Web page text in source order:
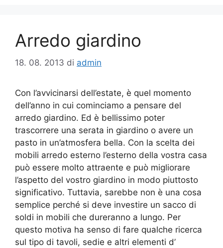
Arredo giardino
18. 08. 2013 di admin
Con l’avvicinarsi dell’estate, è quel momento
dell’anno in cui cominciamo a pensare del
arredo giardino. Ed è bellissimo poter
trascorrere una serata in giardino o avere un
pasto in un’atmosfera bella. Con la scelta dei
mobili arredo esterno l’esterno della vostra casa
può essere molto attraente e può migliorare
l’aspetto del vostro giardino in modo piuttosto
significativo. Tuttavia, sarebbe non è una cosa
semplice perché si deve investire un sacco di
soldi in mobili che dureranno a lungo. Per
questo motiva ha senso di fare qualche ricerca
sul tipo di tavoli, sedie e altri elementi d’